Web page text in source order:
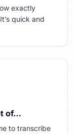
exactly
quick and
of…
to transcribe